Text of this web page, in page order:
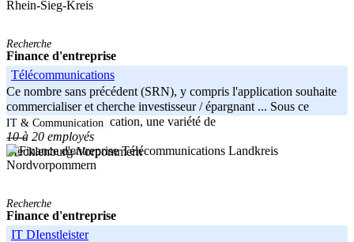
Rhein-Sieg-Kreis
Recherche
Finance d'entreprise
Télécommunications
Ce nombre sans précédent (SRN), y compris l'application souhaite
commercialiser et cherche investisseur / épargnant ... Sous ce
numéro et cette application, une variété de
-----
Mecklenburg-Vorpommern
IT & Communication
10 à 20 employés
Landkreis
Nordvorpommern
Recherche
Finance d'entreprise
IT DIenstleister